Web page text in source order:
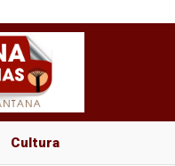
Cultura